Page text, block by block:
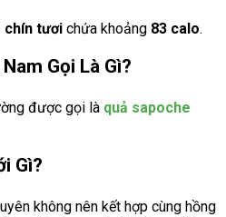
chín tươi chứa khoảng 83 calo.
Gọi Là Gì?
được gọi là quả sapoche
Gì?
không nên kết hợp cùng hồng